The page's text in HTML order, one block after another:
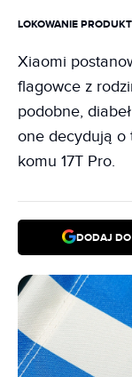
LOKOWANIE
Xiaomi
flagowce z
podobne,
one decydują o
komu 17T Pro.
DODAJ